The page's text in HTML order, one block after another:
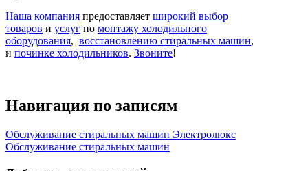
Наша компания предоставляет широкий выбор
товаров и услуг по монтажу холодильного
оборудования, восстановлению стиральных машин,
и починке холодильников. Звоните!
Навигация по записям
Обслуживание стиральных машин Электролюкс
Обслуживание стиральных машин